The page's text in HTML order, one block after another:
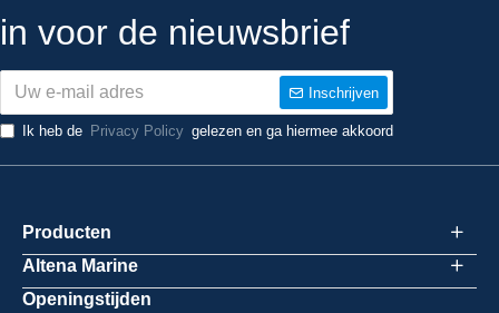
in voor de nieuwsbrief
Inschrijven
Ik heb de Privacy Policy gelezen en ga hiermee akkoord
Producten
Altena Marine
Openingstijden